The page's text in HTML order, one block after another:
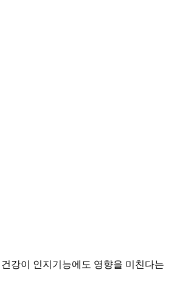
강이 인지기능에도 영향을 미친다는